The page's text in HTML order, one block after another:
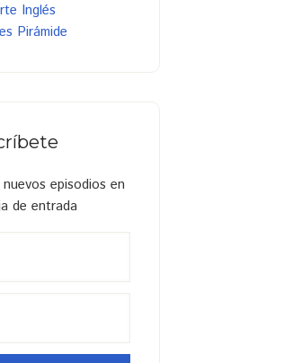
Inglés
Pirámide
episodios en
de entrada